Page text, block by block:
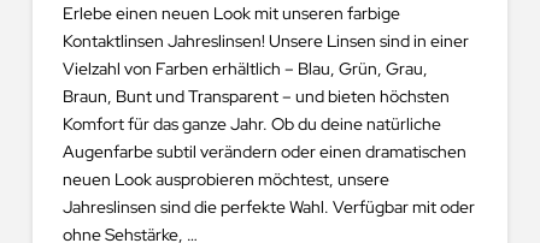
Erlebe einen neuen Look mit unseren farbige
Kontaktlinsen Jahreslinsen! Unsere Linsen sind in einer
Vielzahl von Farben erhältlich – Blau, Grün, Grau,
Braun, Bunt und Transparent – und bieten höchsten
Komfort für das ganze Jahr. Ob du deine natürliche
Augenfarbe subtil verändern oder einen dramatischen
neuen Look ausprobieren möchtest, unsere
Jahreslinsen sind die perfekte Wahl. Verfügbar mit oder
ohne Sehstärke, …